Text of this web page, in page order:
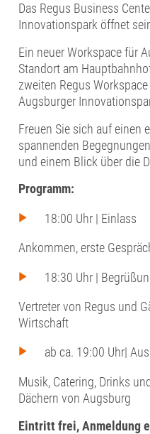
Das Regus Business
Innovationspark öffnet
Ein neuer Workspace für
Standort am
zweiten Regus
Augsburger
Freuen Sie sich auf einen
spannenden
und einem Blick über die
Programm:
18:00 Uhr | Einlass
Ankommen, erste
18:30 Uhr |
Vertreter von Regus und
Wirtschaft
ab ca. 19:00 Uhr|
Musik, Catering, Drinks
Dächern von Augsburg
Eintritt frei, Anmeldung